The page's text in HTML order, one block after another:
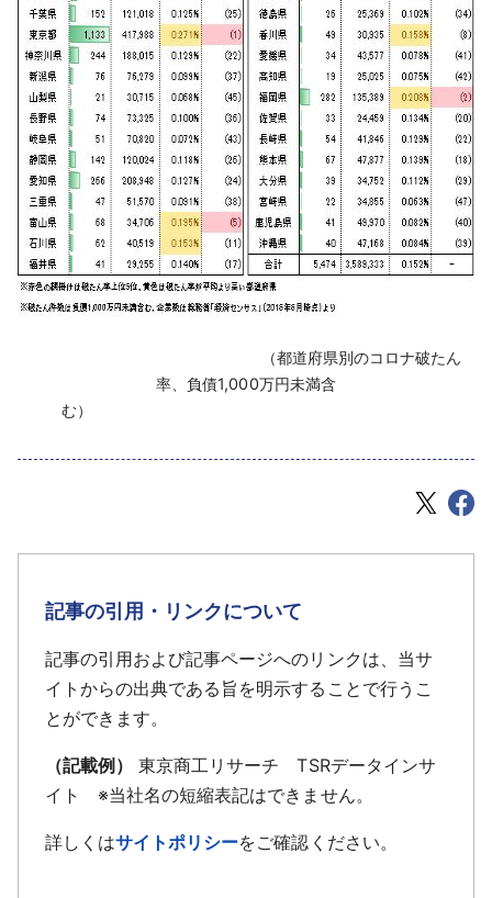
（都道府県別のコロナ破たん
率、負債1,000万円未満含
む）
記事の引用・リンクについて
記事の引用および記事ページへのリンクは、当サ
イトからの出典である旨を明示することで行うこ
とができます。
（記載例）
東京商工リサーチ TSRデータインサ
イト ※当社名の短縮表記はできません。
詳しくはサイトポリシーをご確認ください。